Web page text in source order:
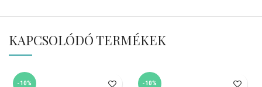
KAPCSOLÓDÓ TERMÉKEK
-10% -10%